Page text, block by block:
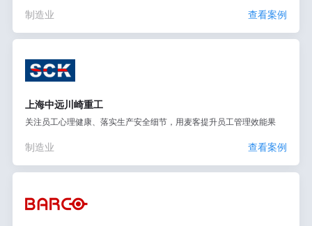
制造业 查看案例
上海中远川崎重工
关注员工心理健康、落实生产安全细节，用麦客提升员工管理效能果
制造业 查看案例